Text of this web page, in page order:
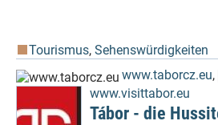
Tourismus, Sehenswürdigkeiten
www.taborcz.eu,
www.visittabor.eu
Tábor - die